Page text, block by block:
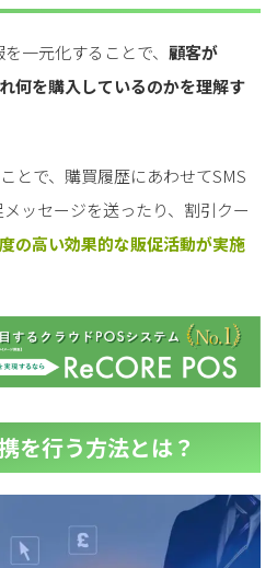
一元化することで、 顧客が
何を購入しているのかを理解す
とで、購買履歴にあわせてSMS
ッセージを送ったり、割引クー
の高い効果的な販促活動が実施
を行う方法とは？